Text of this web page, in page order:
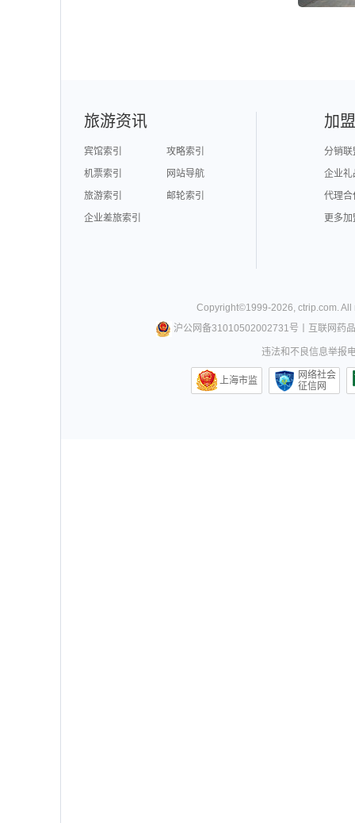
旅游资讯
宾馆索引
攻略索引
机票索引
网站导航
旅游索引
邮轮索引
企业差旅索引
加
分销联
企业礼
代理合
更多
Copyright©1999-2026,ctrip.com.
沪公网备31010502002731号
互联网药
违法和不良信息举报
上海市监
网络社会
征信网